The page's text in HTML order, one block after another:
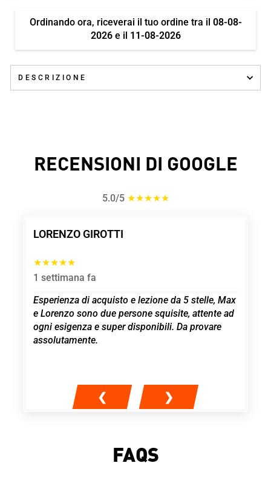
Ordinando ora, riceverai il tuo ordine tra il 08-08-
2026e il 11-08-2026
DESCRIZIONE
RECENSIONI DI GOOGLE
5.0/5 ★★★★★
LORENZO GIROTTI
★★★★★
1 settimana fa
Esperienza di acquisto e lezione da 5 stelle, Max
e Lorenzo sono due persone squisite, attente ad
ogni esigenza e super disponibili. Da provare
assolutamente.
❮ ❯
FAQS